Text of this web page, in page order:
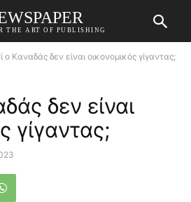
THE ART OF PUBLISHING
ο Καναδάς δεν είναι οικονομικός γίγαντας;
δεν είναι
γίγαντας;